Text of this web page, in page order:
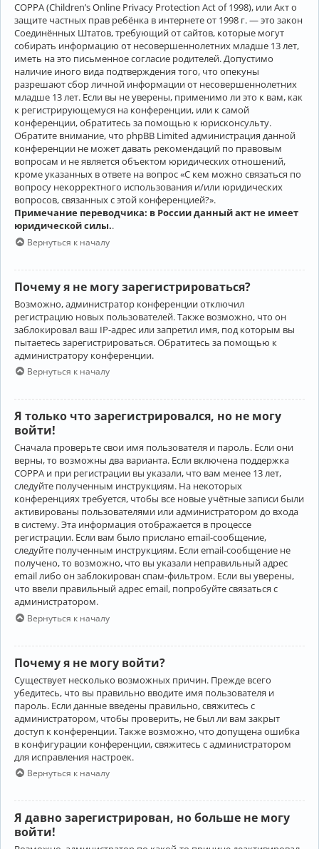
COPPA (Children’s Online Privacy Protection Act of 1998), или Акт о
защите частных прав ребёнка в интернете от 1998 г. — это закон
Соединённых Штатов, требующий от сайтов, которые могут
собирать информацию от несовершеннолетних младше 13 лет,
иметь на это письменное согласие родителей. Допустимо
наличие иного вида подтверждения того, что опекуны
разрешают сбор личной информации от несовершеннолетних
младше 13 лет. Если вы не уверены, применимо ли это к вам, как
к регистрирующемуся на конференции, или к самой
конференции, обратитесь за помощью к юрисконсульту.
Обратите внимание, что phpBB Limited администрация данной
конференции не может давать рекомендаций по правовым
вопросам и не является объектом юридических отношений,
кроме указанных в ответе на вопрос «С кем можно связаться по
вопросу некорректного использования и/или юридических
вопросов, связанных с этой конференцией?».
Примечание переводчика: в России данный акт не имеет
юридической силы..
Вернуться к началу
Почему я не могу зарегистрироваться?
Возможно, администратор конференции отключил
регистрацию новых пользователей. Также возможно, что он
заблокировал ваш IP-адрес или запретил имя, под которым вы
пытаетесь зарегистрироваться. Обратитесь за помощью к
администратору конференции.
Вернуться к началу
Я только что зарегистрировался, но не могу
войти!
Сначала проверьте свои имя пользователя и пароль. Если они
верны, то возможны два варианта. Если включена поддержка
COPPA и при регистрации вы указали, что вам менее 13 лет,
следуйте полученным инструкциям. На некоторых
конференциях требуется, чтобы все новые учётные записи были
активированы пользователями или администратором до входа
в систему. Эта информация отображается в процессе
регистрации. Если вам было прислано email-сообщение,
следуйте полученным инструкциям. Если email-сообщение не
получено, то возможно, что вы указали неправильный адрес
email либо он заблокирован спам-фильтром. Если вы уверены,
что ввели правильный адрес email, попробуйте связаться с
администратором.
Вернуться к началу
Почему я не могу войти?
Существует несколько возможных причин. Прежде всего
убедитесь, что вы правильно вводите имя пользователя и
пароль. Если данные введены правильно, свяжитесь с
администратором, чтобы проверить, не был ли вам закрыт
доступ к конференции. Также возможно, что допущена ошибка
в конфигурации конференции, свяжитесь с администратором
для исправления настроек.
Вернуться к началу
Я давно зарегистрирован, но больше не могу
войти!